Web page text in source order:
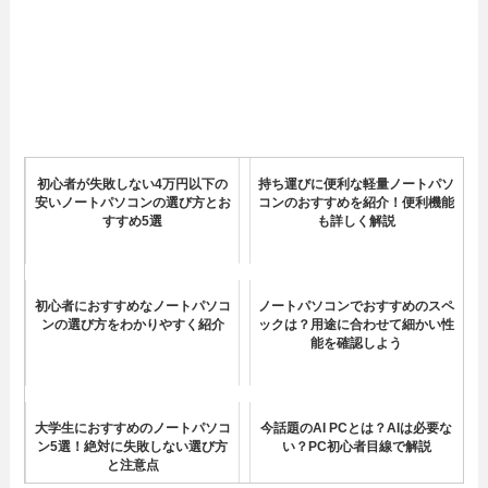
初心者が失敗しない4万円以下の
安いノートパソコンの選び方とお
すすめ5選
持ち運びに便利な軽量ノートパソ
コンのおすすめを紹介！便利機能
も詳しく解説
初心者におすすめなノートパソコ
ンの選び方をわかりやすく紹介
ノートパソコンでおすすめのスペ
ックは？用途に合わせて細かい性
能を確認しよう
大学生におすすめのノートパソコ
ン5選！絶対に失敗しない選び方
と注意点
今話題のAI PCとは？AIは必要な
い？PC初心者目線で解説